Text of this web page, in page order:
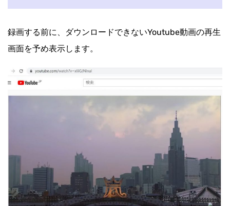
録画する前に、ダウンロードできないYoutube動画の再生
画面を予め表示します。